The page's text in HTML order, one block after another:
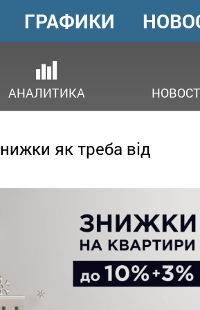
АНАЛИТИКА
ГРАФИКИ
як треба від